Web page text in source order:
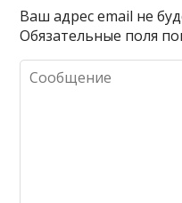
Ваш адрес email не
Обязательные поля